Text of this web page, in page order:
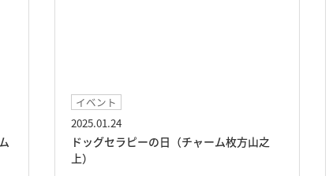
方山之
健康若返り体操♪（チャーム枚方山之上）